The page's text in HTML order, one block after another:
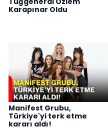
Karapınar Oldu
Manifest Grubu,
Türkiye'yi terk etme
kararı aldı!